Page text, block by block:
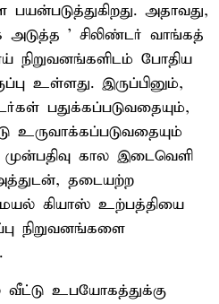
அதாவது,
அடுத்த ' சிலிண்டர் வாங்கத்
போதிய
உள்ளது. இருப்பினும்,
பதுக்கப்படுவதையும்,
உருவாக்கப்படுவதையும்
கால இடைவெளி
அத்துடன், தடையற்ற
கியாஸ் உற்பத்தியை
நிறுவனங்களை
வீட்டு உபயோகத்துக்கு